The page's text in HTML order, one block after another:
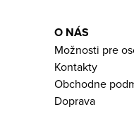
O NÁS
Možnosti pre
Kontakty
Obchodne
Doprava